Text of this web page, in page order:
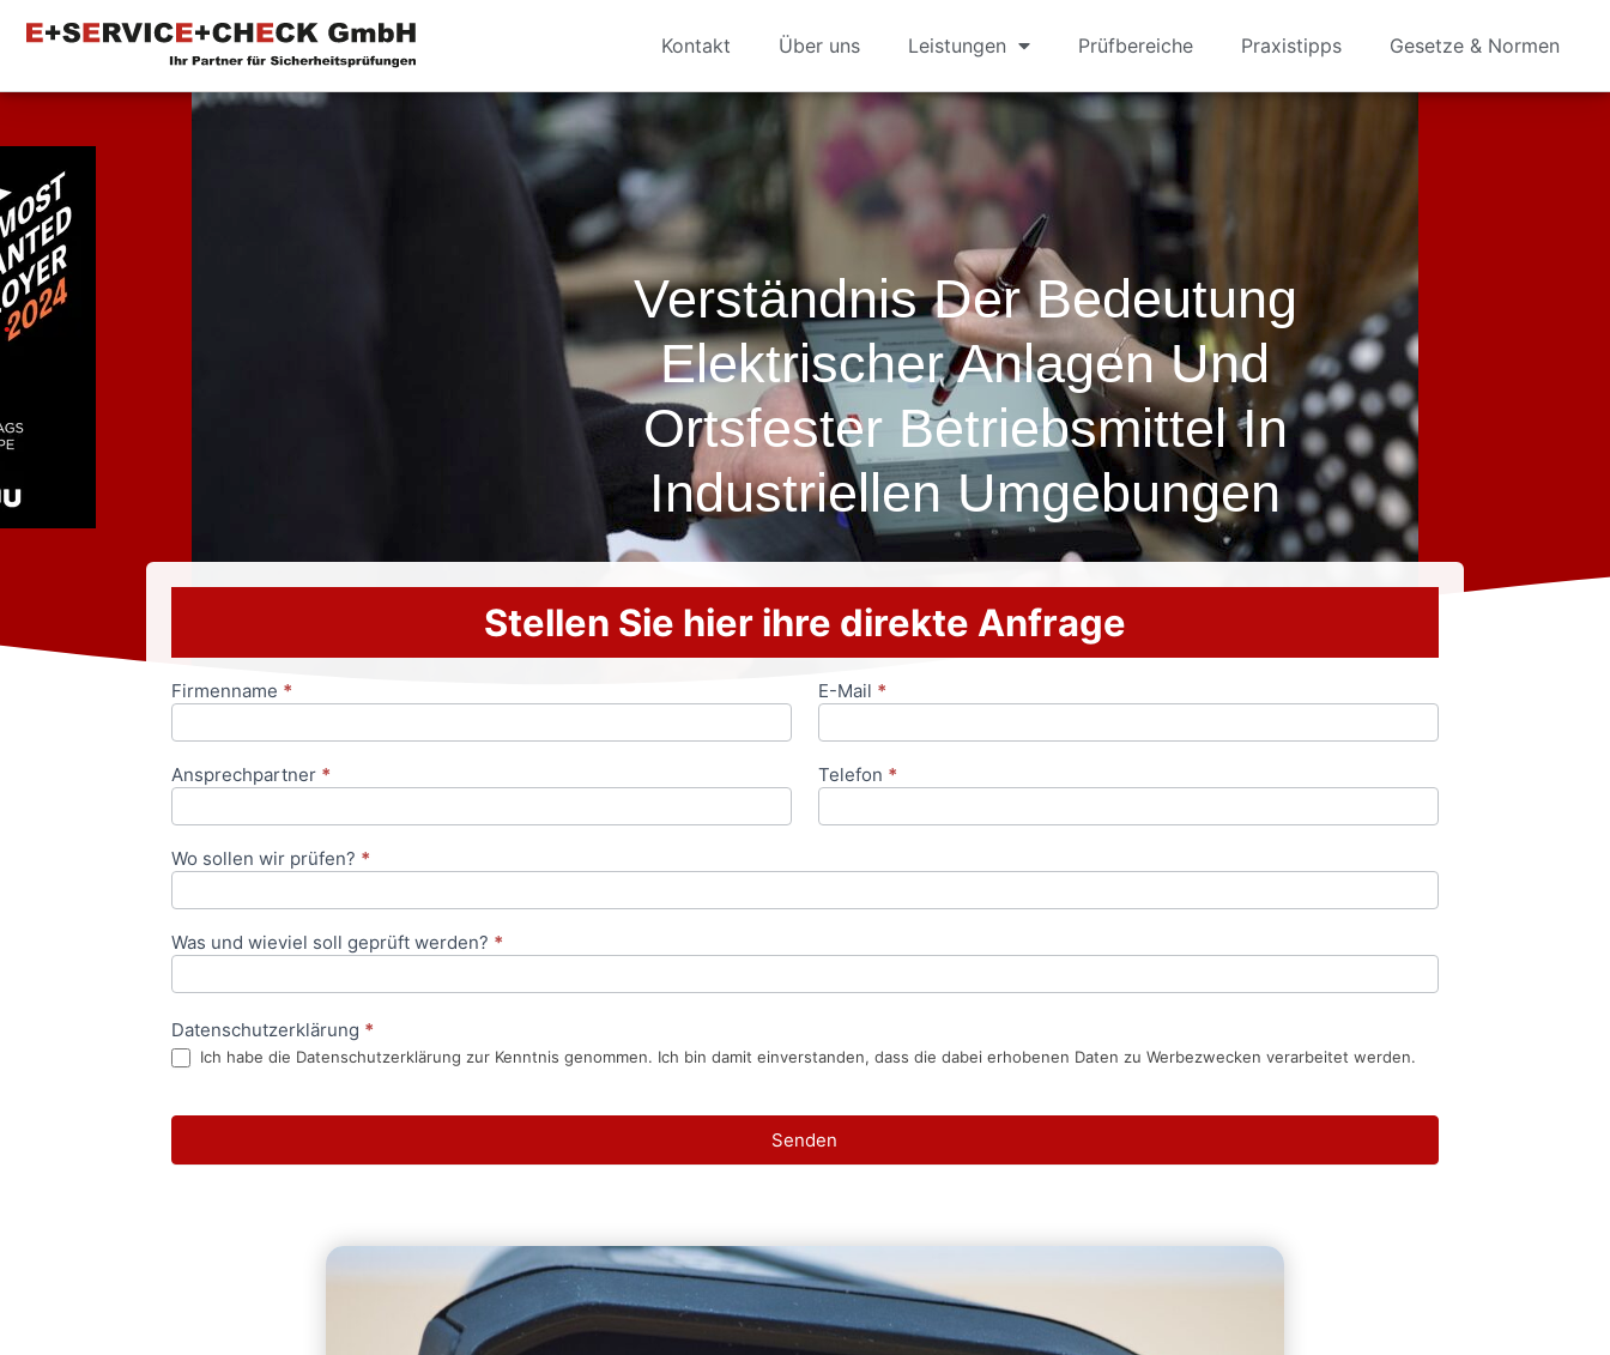
Kontakt Über uns Leistungen Prüfbereiche Praxistipps Gesetze & Normen
Verständnis Der Bedeutung
Elektrischer Anlagen Und
Ortsfester Betriebsmittel In
Industriellen Umgebungen
Stellen Sie hier ihre direkte Anfrage
Anfrageformular
Firmenname * E-Mail *
Ansprechpartner * Telefon *
Wo sollen wir prüfen? *
Was und wieviel soll geprüft werden? *
Datenschutzerklärung *
Ich habe die Datenschutzerklärung zur Kenntnis genommen. Ich bin damit einverstanden, dass die dabei erhobenen Daten zu Werbezwecken verarbeitet werden.
Senden